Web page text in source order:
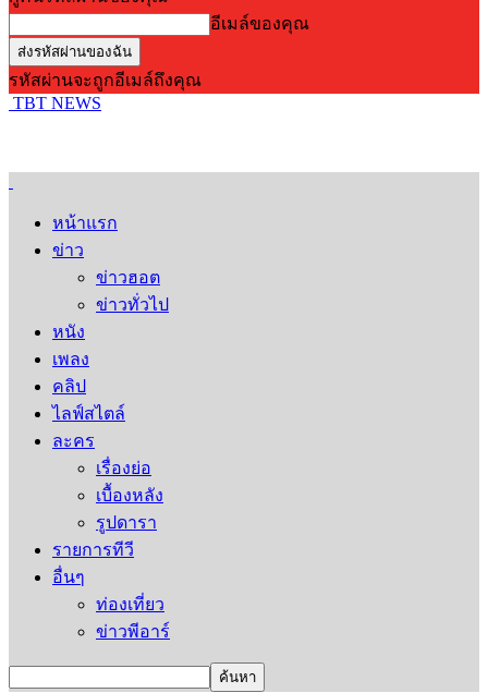
อีเมล์ของคุณ
รหัสผ่านจะถูกอีเมล์ถึงคุณ
TBT NEWS
หน้าแรก
ข่าว
ข่าวฮอต
ข่าวทั่วไป
หนัง
เพลง
คลิป
ไลฟ์สไตล์
ละคร
เรื่องย่อ
เบื้องหลัง
รูปดารา
รายการทีวี
อื่นๆ
ท่องเที่ยว
ข่าวพีอาร์